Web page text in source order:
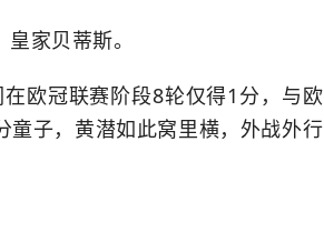
家贝蒂斯。
欧冠联赛阶段8轮仅得1分，与欧
童子，黄潜如此窝里横，外战外行